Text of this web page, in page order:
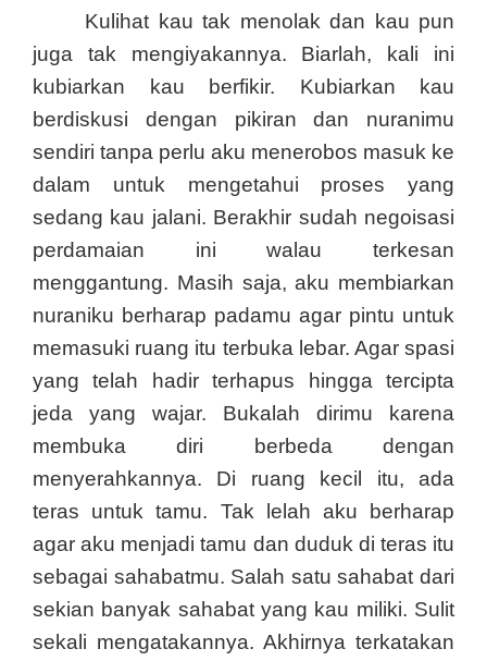
Kulihat kau tak menolak dan kau pun
juga tak mengiyakannya. Biarlah, kali ini
kubiarkan kau berfikir. Kubiarkan kau
berdiskusi dengan pikiran dan nuranimu
sendiri tanpa perlu aku menerobos masuk ke
dalam untuk mengetahui proses yang
sedang kau jalani. Berakhir sudah negoisasi
perdamaian ini walau terkesan
menggantung. Masih saja, aku membiarkan
nuraniku berharap padamu agar pintu untuk
memasuki ruang itu terbuka lebar. Agar spasi
yang telah hadir terhapus hingga tercipta
jeda yang wajar. Bukalah dirimu karena
membuka diri berbeda dengan
menyerahkannya. Di ruang kecil itu, ada
teras untuk tamu. Tak lelah aku berharap
agar aku menjadi tamu dan duduk di teras itu
sebagai sahabatmu. Salah satu sahabat dari
sekian banyak sahabat yang kau miliki. Sulit
sekali mengatakannya. Akhirnya terkatakan